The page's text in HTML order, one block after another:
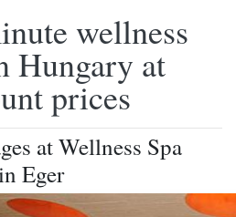
wellness
Hungary at
prices
at Wellness Spa
Eger